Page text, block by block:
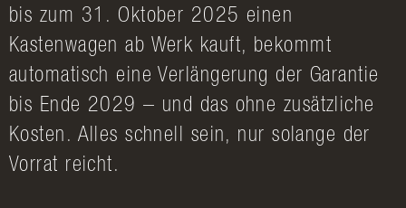
bis zum 31. Oktober 2025 einen
Kastenwagen ab Werk kauft, bekommt
automatisch eine Verlängerung der Garantie
bis Ende 2029 – und das ohne zusätzliche
Kosten. Alles schnell sein, nur solange der
Vorrat reicht.